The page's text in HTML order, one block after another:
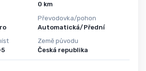
0 km
Převodovka/pohon
Automatická/Přední
Země původu
Česká republika